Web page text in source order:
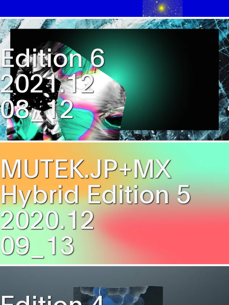
Edition 6
2021.12
08_12
MUTEK.JP+MX
Hybrid Edition 5
2020.12
09_13